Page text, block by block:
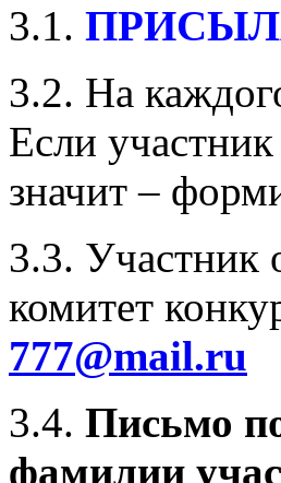
3.1.
3.2. На
Если
значит –
3.3. Участник
комитет
777@mail.ru
3.4. Письмо
фамилии